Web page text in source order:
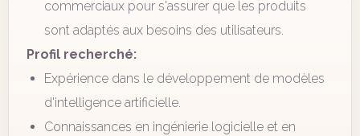
commerciaux pour s'assurer que les produits
sont adaptés aux besoins des utilisateurs.
Profil recherché:
Expérience dans le développement de modèles
d'intelligence artificielle.
Connaissances en ingénierie logicielle et en